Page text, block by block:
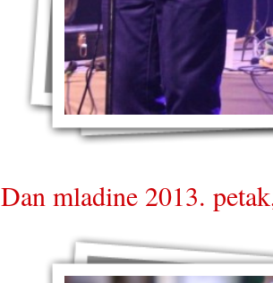
Dan mladine 2013.